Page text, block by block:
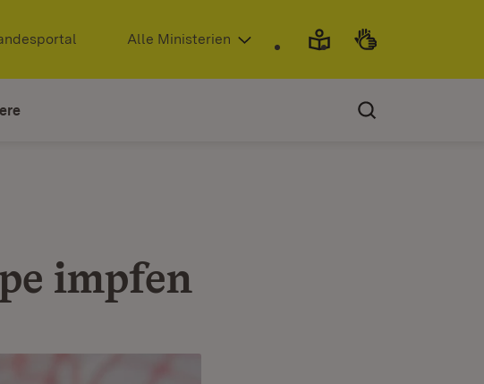
(Öffnet in neuem Fenster)
Alle Ministerien
impfen